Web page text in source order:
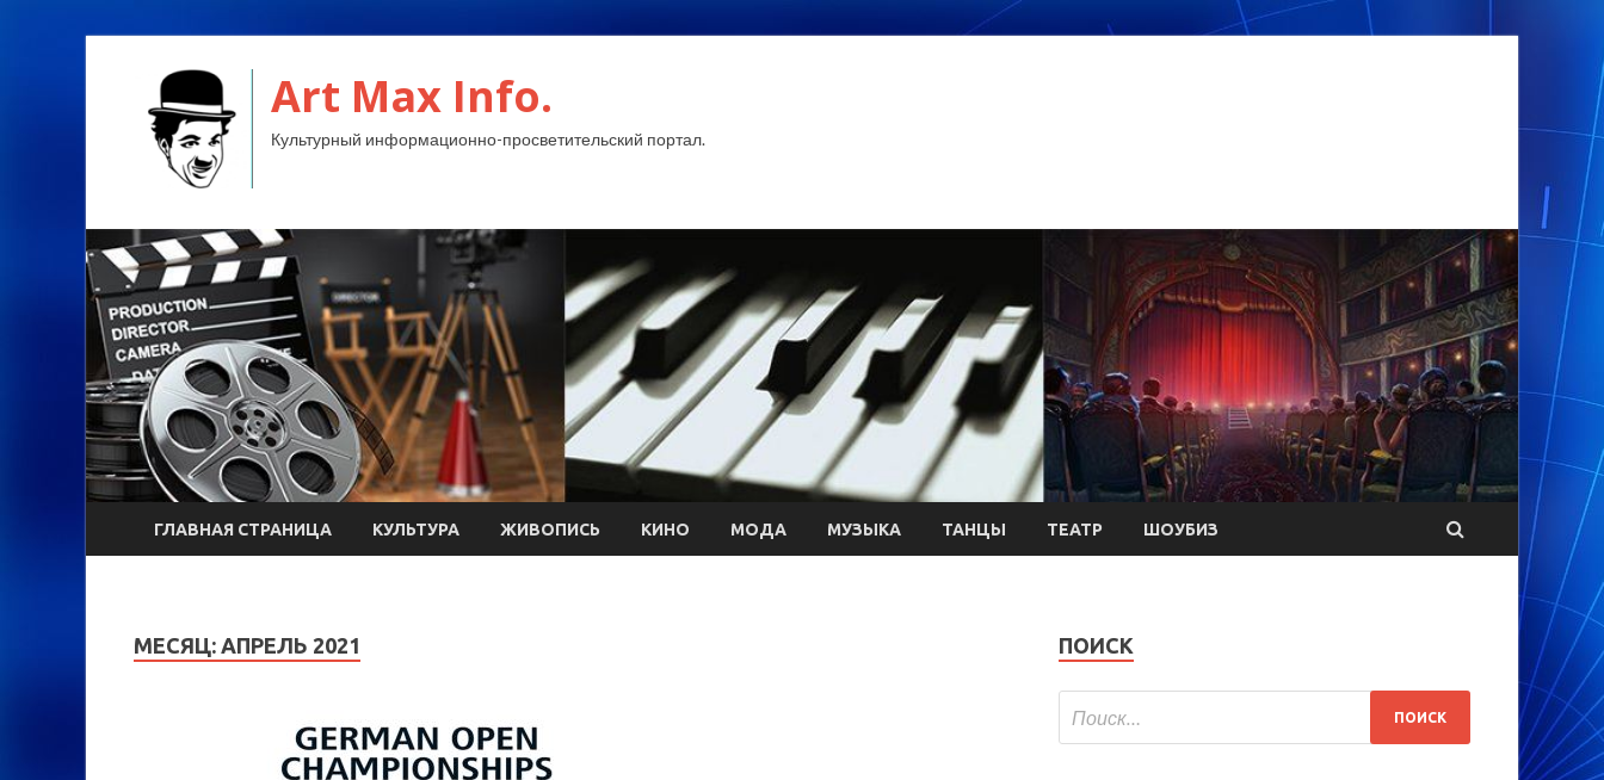
Art Max Info.
Культурный информационно-просветительский портал.
ГЛАВНАЯ СТРАНИЦА КУЛЬТУРА ЖИВОПИСЬ КИНО МОДА МУЗЫКА ТАНЦЫ ТЕАТР ШОУБИЗ
МЕСЯЦ: АПРЕЛЬ 2021 ПОИСК